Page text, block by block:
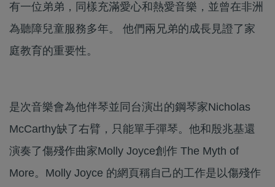
有一位弟弟，同樣充滿愛心和熱愛音樂，並曾在非洲
為聽障兒童服務多年。 他們兩兄弟的成長見證了家
庭教育的重要性。
是次音樂會為他伴琴並同台演出的鋼琴家Nicholas
McCarthy缺了右臂，只能單手彈琴。他和殷兆基還
演奏了傷殘作曲家Molly Joyce創作 The Myth of
More。Molly Joyce 的網頁稱自己的工作是以傷殘作